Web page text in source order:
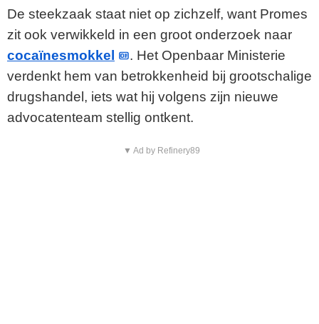
De steekzaak staat niet op zichzelf, want Promes
zit ook verwikkeld in een groot onderzoek naar
cocaïnesmokkel
. Het Openbaar Ministerie
verdenkt hem van betrokkenheid bij grootschalige
drugshandel, iets wat hij volgens zijn nieuwe
advocatenteam stellig ontkent.
▼ Ad by Refinery89